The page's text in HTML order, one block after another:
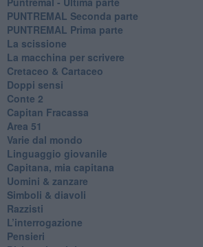
PUNTREMAL Seconda parte
​PUNTREMAL Prima parte
La scissione
La macchina per scrivere
Cretaceo & Cartaceo
Doppi sensi
​Conte 2
​Capitan Fracassa
​Area 51
Varie dal mondo
​Linguaggio giovanile
​Capitana, mia capitana
Uomini & zanzare
​Simboli & diavoli
Razzisti
​L’interrogazione
Pensieri